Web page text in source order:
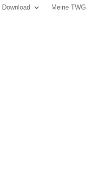
Download Meine TWG